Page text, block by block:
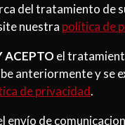
del tratamiento de
nuestra política de
ACEPTOel
anteriormente y se
de privacidad.
envío de